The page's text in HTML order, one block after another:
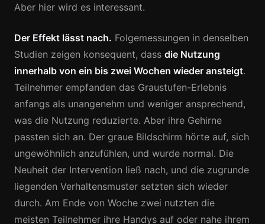
Aber hier wird es interessant.
Der Effekt lässt nach. Folgemessungen in denselben
Studien zeigen konsequent, dass die Nutzung
innerhalb von ein bis zwei Wochen wieder ansteigt.
Teilnehmer empfanden das Graustufen-Erlebnis
anfangs als unangenehm und weniger ansprechend,
was die Nutzung reduzierte. Aber ihre Gehirne
passten sich an. Der graue Bildschirm hörte auf, sich
ungewöhnlich anzufühlen, und wurde normal. Die
Neuheit der Intervention ließ nach, und die zugrunde
liegenden Verhaltensmuster setzten sich wieder
durch. Am Ende von Woche zwei nutzten die
meisten Teilnehmer ihre Handys auf oder nahe ihrem